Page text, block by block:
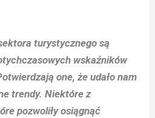
turystycznego są
wskaźników
one, że udało nam
trendy. Niektóre z
pozwoliły osiągnąć